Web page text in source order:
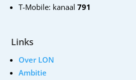
T-Mobile: kanaal791
Links
Over LON
Ambitie